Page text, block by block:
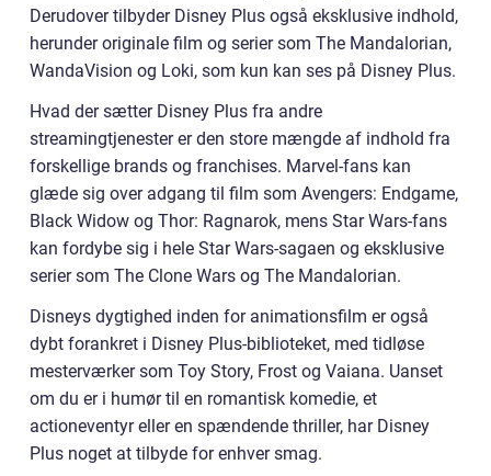
Derudover tilbyder Disney Plus også eksklusive indhold,
herunder originale film og serier som The Mandalorian,
WandaVision og Loki, som kun kan ses på Disney Plus.
Hvad der sætter Disney Plus fra andre
streamingtjenester er den store mængde af indhold fra
forskellige brands og franchises. Marvel-fans kan
glæde sig over adgang til film som Avengers: Endgame,
Black Widow og Thor: Ragnarok, mens Star Wars-fans
kan fordybe sig i hele Star Wars-sagaen og eksklusive
serier som The Clone Wars og The Mandalorian.
Disneys dygtighed inden for animationsfilm er også
dybt forankret i Disney Plus-biblioteket, med tidløse
mesterværker som Toy Story, Frost og Vaiana. Uanset
om du er i humør til en romantisk komedie, et
actioneventyr eller en spændende thriller, har Disney
Plus noget at tilbyde for enhver smag.